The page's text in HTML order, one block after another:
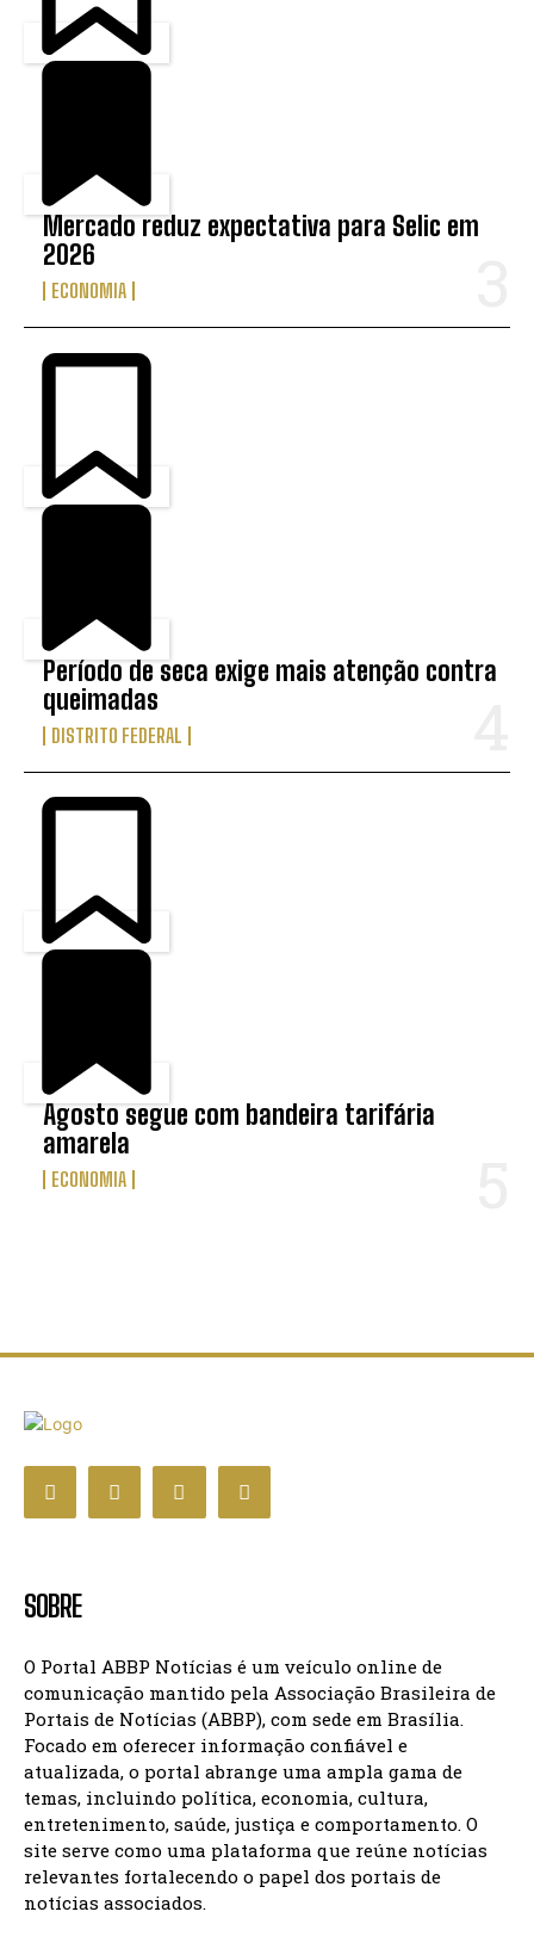
Mercado reduz expectativa para Selic em
2026
ECONOMIA
Período de seca exige mais atenção contra
queimadas
DISTRITO FEDERAL
Agosto segue com bandeira tarifária
amarela
ECONOMIA
SOBRE
O Portal ABBP Notícias é um veículo online de
comunicação mantido pela Associação Brasileira de
Portais de Notícias (ABBP), com sede em Brasília.
Focado em oferecer informação confiável e
atualizada, o portal abrange uma ampla gama de
temas, incluindo política, economia, cultura,
entretenimento, saúde, justiça e comportamento. O
site serve como uma plataforma que reúne notícias
relevantes fortalecendo o papel dos portais de
notícias associados.